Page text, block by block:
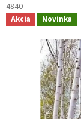
4840
Akcia Novinka